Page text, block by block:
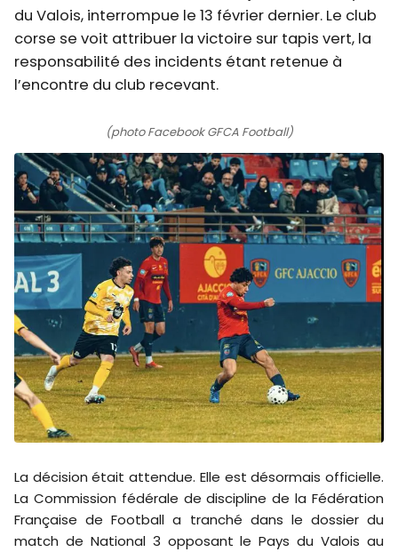
du Valois, interrompue le 13 février dernier. Le club
corse se voit attribuer la victoire sur tapis vert, la
responsabilité des incidents étant retenue à
l’encontre du club recevant.
(photo Facebook GFCA Football)
La décision était attendue. Elle est désormais officielle.
La Commission fédérale de discipline de la Fédération
Française de Football a tranché dans le dossier du
match de National 3 opposant le Pays du Valois au